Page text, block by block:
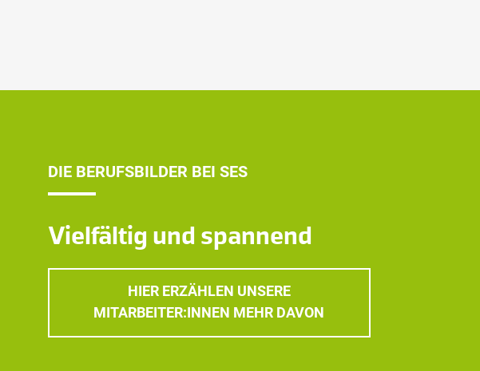
DIE BERUFSBILDER BEI SES
Vielfältig und spannend
HIER ERZÄHLEN UNSERE
MITARBEITER:INNEN MEHR DAVON